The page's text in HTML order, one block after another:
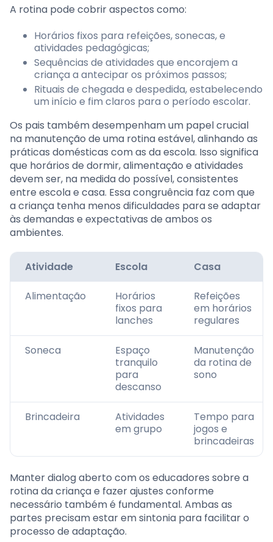
A rotina pode cobrir aspectos como:
Horários fixos para refeições, sonecas, e
atividades pedagógicas;
Sequências de atividades que encorajem a
criança a antecipar os próximos passos;
Rituais de chegada e despedida, estabelecendo
um início e fim claros para o período escolar.
Os pais também desempenham um papel crucial
na manutenção de uma rotina estável, alinhando as
práticas domésticas com as da escola. Isso significa
que horários de dormir, alimentação e atividades
devem ser, na medida do possível, consistentes
entre escola e casa. Essa congruência faz com que
a criança tenha menos dificuldades para se adaptar
às demandas e expectativas de ambos os
ambientes.
Atividade Escola Casa
Alimentação
Horários
fixos para
lanches
Refeições
em horários
regulares
Soneca
Espaço
tranquilo
para
descanso
Manutenção
da rotina de
sono
Brincadeira
Atividades
em grupo
Tempo para
jogos e
brincadeiras
Manter dialog aberto com os educadores sobre a
rotina da criança e fazer ajustes conforme
necessário também é fundamental. Ambas as
partes precisam estar em sintonia para facilitar o
processo de adaptação.